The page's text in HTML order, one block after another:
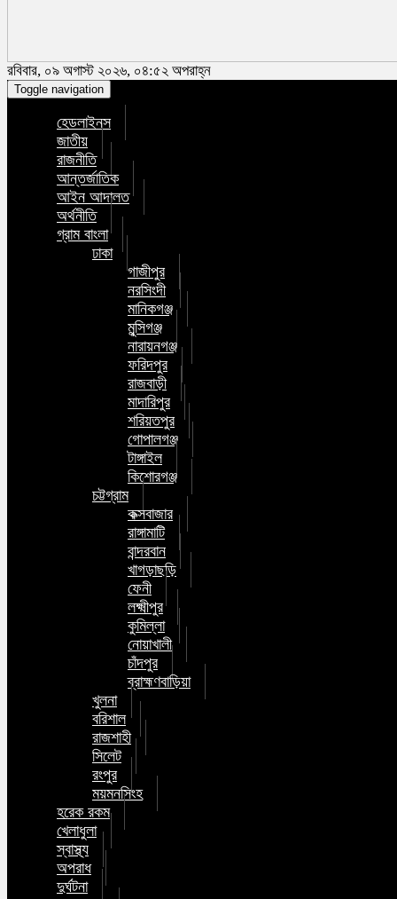
রবিবার, ০৯ অগাস্ট ২০২৬, ০৪:৫২ অপরাহ্ন
Toggle navigation
হেডলাইনস
জাতীয়
রাজনীতি
আন্তর্জাতিক
আইন আদালত
অর্থনীতি
গ্রাম বাংলা
ঢাকা
গাজীপুর
নরসিংদী
মানিকগঞ্জ
মুন্সিগঞ্জ
নারায়নগঞ্জ
ফরিদপুর
রাজবাড়ী
মাদারিপুর
শরিয়তপুর
গোপালগঞ্জ
টাঙ্গাইল
কিশোরগঞ্জ
চট্টগ্রাম
কক্সবাজার
রাঙ্গামাটি
বান্দরবান
খাগড়াছড়ি
ফেনী
লক্ষ্মীপুর
কুমিল্লা
নোয়াখালী
চাঁদপুর
ব্রাহ্মণবাড়িয়া
খুলনা
বরিশাল
রাজশাহী
সিলেট
রংপুর
ময়মনসিংহ
হরেক রকম
খেলাধুলা
স্বাস্থ্য
অপরাধ
দুর্ঘটনা